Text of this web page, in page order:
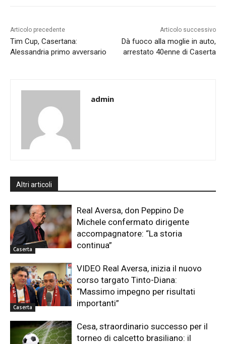
Articolo precedente
Tim Cup, Casertana:
Alessandria primo avversario
Articolo successivo
Dà fuoco alla moglie in auto,
arrestato 40enne di Caserta
admin
Altri articoli
Caserta
Real Aversa, don Peppino De
Michele confermato dirigente
accompagnatore: “La storia
continua”
Caserta
VIDEO Real Aversa, inizia il nuovo
corso targato Tinto-Diana:
“Massimo impegno per risultati
importanti”
Cesa, straordinario successo per il
torneo di calcetto brasiliano: il